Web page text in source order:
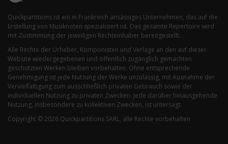
Quickpartitions ist ein in Frankreich ansässiges Unternehmen, das auf die
Erstellung von Musiknoten spezialisiert ist. Das gesamte Repertoire wird
mit Zustimmung der jeweiligen Rechteinhaber bereitgestellt.
Alle Rechte der Urheber, Komponisten und Verlage an den auf dieser
Website wiedergegebenen und öffentlich zugänglich gemachten
geschützten Werken bleiben vorbehalten. Ohne entsprechende
Genehmigung ist jede Nutzung der Werke unzulässig, mit Ausnahme der
Vervielfältigung zum ausschließlich privaten Gebrauch sowie der
individuellen Nutzung zu privaten Zwecken. Jede darüber hinausgehende
Nutzung, insbesondere zu kollektiven Zwecken, ist untersagt.
Copyright © 2026 Quickpartitions SARL, alle Rechte vorbehalten